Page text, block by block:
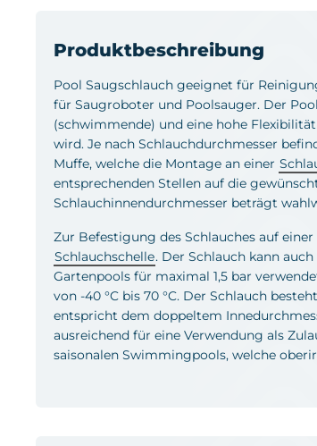
Produktbeschreibung
Pool Saugschlauch geeignet für
für Saugroboter und Poolsauger. Der
(schwimmende) und eine hohe
wird. Je nach Schlauchdurchmesser
Muffe, welche die Montage an einer
entsprechenden Stellen auf die
Schlauchinnendurchmesser beträgt
Zur Befestigung des Schlauches auf
Schlauchschelle. Der Schlauch kann
Gartenpools für maximal 1,5 bar
von -40 °C bis 70 °C. Der Schlauch
entspricht dem doppeltem
ausreichend für eine Verwendung als
saisonalen Swimmingpools, welche